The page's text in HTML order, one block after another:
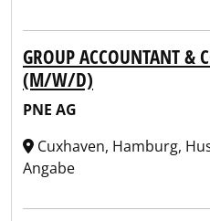
GROUP ACCOUNTANT &
(M/W/D)
PNE AG
Cuxhaven, Hamburg,
Angabe